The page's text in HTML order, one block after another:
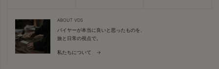
ABOUT VDS
バイヤーが本当に良いと思ったものを、
旅と日常の視点で。
私たちについて →